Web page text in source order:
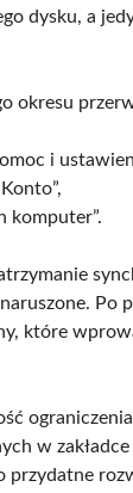
dysku, a
okresu
i
komputer”.
Po
które
w zakładce
przydatne